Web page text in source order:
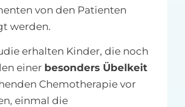
von den Patienten
werden.
erhalten Kinder, die noch
einer besonders Übelkeit
Chemotherapie vor
einmal die